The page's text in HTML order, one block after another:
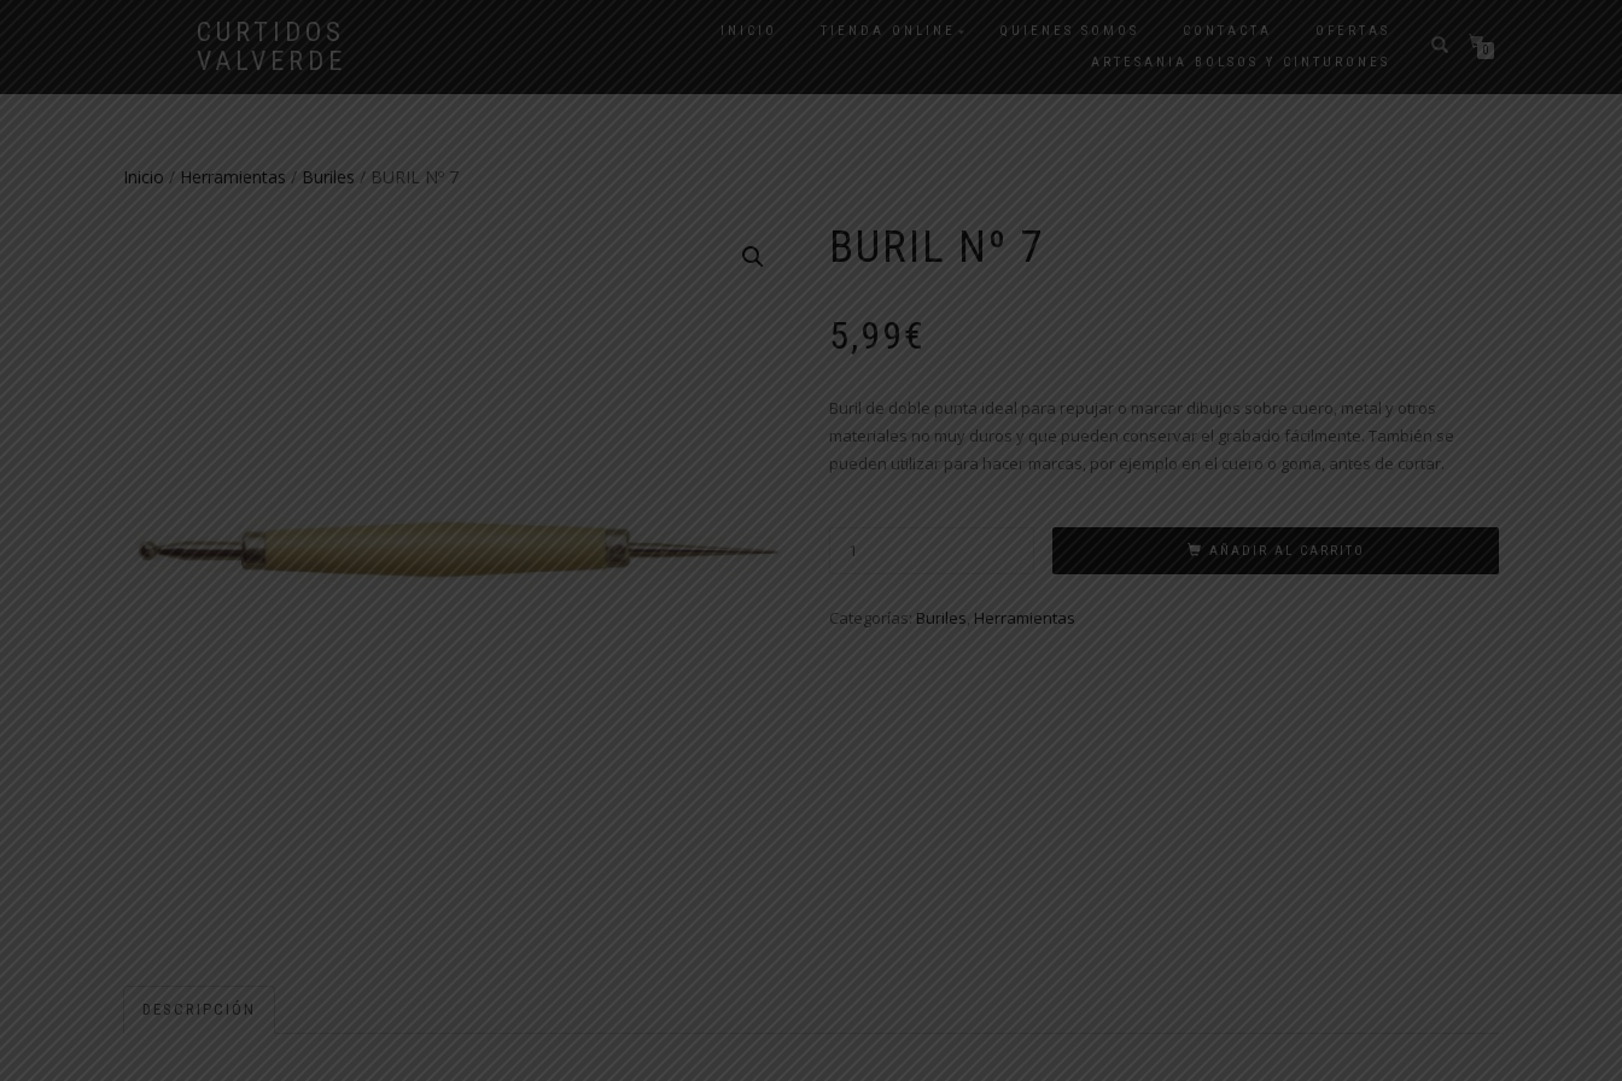
CURTIDOS
VALVERDE
INICIO TIENDA ONLINE QUIENES SOMOS CONTACTA
OFERTAS
ARTESANIA BOLSOS Y CINTURONES
0
Inicio / Herramientas / Buriles / BURIL Nº 7
BURIL Nº 7
5,99€
Buril de doble punta ideal para repujar o marcar dibujos sobre cuero, metal y otros
materiales no muy duros y que pueden conservar el grabado fácilmente. También se
pueden utilizar para hacer marcas, por ejemplo en el cuero o goma, antes de cortar.
AÑADIR AL CARRITO
Categorías: Buriles, Herramientas
DESCRIPCIÓN